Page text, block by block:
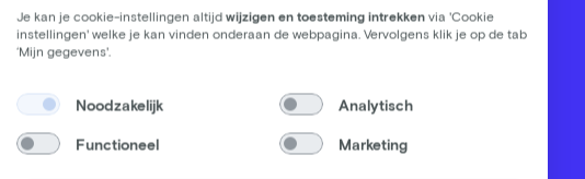
Je kan je cookie-instellingen altijd wijzigen en toesteming intrekken via 'Cookie
instellingen' welke je kan vinden onderaan de webpagina. Vervolgens klik je op de tab
‘Mijn gegevens'.
Noodzakelijk Analytisch
Functioneel Marketing